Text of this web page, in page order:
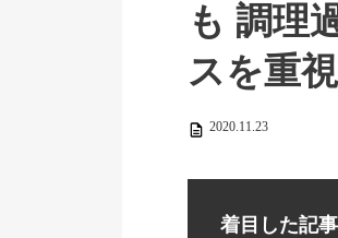
も 調理
スを重
2020.11.23
着目した記事